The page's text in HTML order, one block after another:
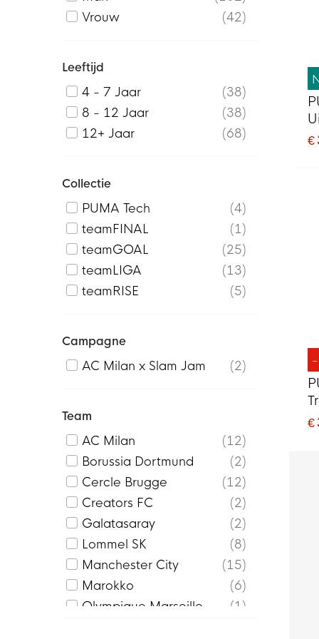
€
€
Vrouw
42
Leeftijd
4 - 7 Jaar
38
8 - 12 Jaar
38
12+ Jaar
68
Collectie
PUMA Tech
4
teamFINAL
1
teamGOAL
25
teamLIGA
13
teamRISE
5
Campagne
AC Milan x Slam Jam
2
Team
AC Milan
12
Borussia Dortmund
2
Cercle Brugge
12
Creators FC
2
Galatasaray
2
Lommel SK
8
Manchester City
15
Marokko
6
Olympique Marseille
1